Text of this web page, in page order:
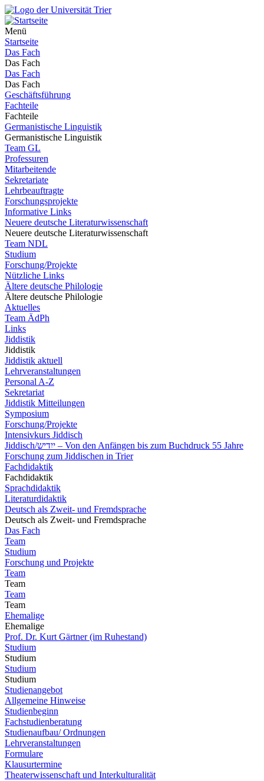
Menü
Startseite
Das Fach
Das Fach
Das Fach
Das Fach
Geschäftsführung
Fachteile
Fachteile
Germanistische Linguistik
Germanistische Linguistik
Team GL
Professuren
Mitarbeitende
Sekretariate
Lehrbeauftragte
Forschungsprojekte
Informative Links
Neuere deutsche Literaturwissenschaft
Neuere deutsche Literaturwissenschaft
Team NDL
Studium
Forschung/Projekte
Nützliche Links
Ältere deutsche Philologie
Ältere deutsche Philologie
Aktuelles
Team ÄdPh
Links
Jiddistik
Jiddistik
Jiddistik aktuell
Lehrveranstaltungen
Personal A-Z
Sekretariat
Jiddistik Mitteilungen
Symposium
Forschung/Projekte
Intensivkurs Jiddisch
Jiddisch/ייִדיש – Von den Anfängen bis zum Buchdruck 55 Jahre
Forschung zum Jiddischen in Trier
Fachdidaktik
Fachdidaktik
Sprachdidaktik
Literaturdidaktik
Deutsch als Zweit- und Fremdsprache
Deutsch als Zweit- und Fremdsprache
Das Fach
Team
Studium
Forschung und Projekte
Team
Team
Team
Team
Ehemalige
Ehemalige
Prof. Dr. Kurt Gärtner (im Ruhestand)
Studium
Studium
Studium
Studium
Studienangebot
Allgemeine Hinweise
Studienbeginn
Fachstudienberatung
Studienaufbau/ Ordnungen
Lehrveranstaltungen
Formulare
Klausurtermine
Theaterwissenschaft und Interkulturalität